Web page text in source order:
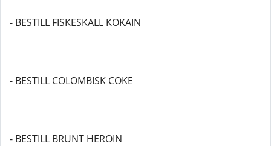
- BESTILL FISKESKALL KOKAIN
- BESTILL COLOMBISK COKE
- BESTILL BRUNT HEROIN